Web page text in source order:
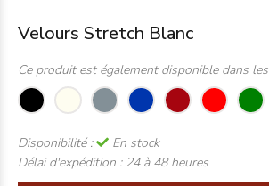
Velours Stretch Blanc
Ce produit est également disponible dans
Disponibilité :
En stock
Délai d'expédition : 24 à 48 heures